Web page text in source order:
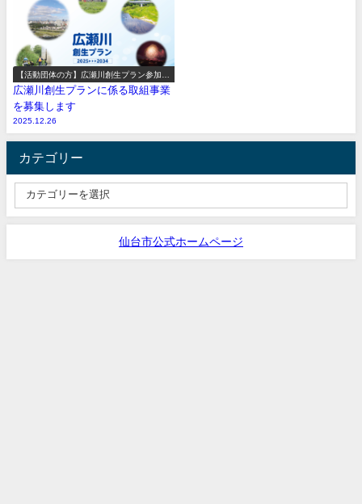
【活動団体の方】広瀬川創生プラン参加事
業の募集
広瀬川創生プランに係る取組事業
を募集します
2025.12.26
カテゴリー
仙台市公式ホームページ